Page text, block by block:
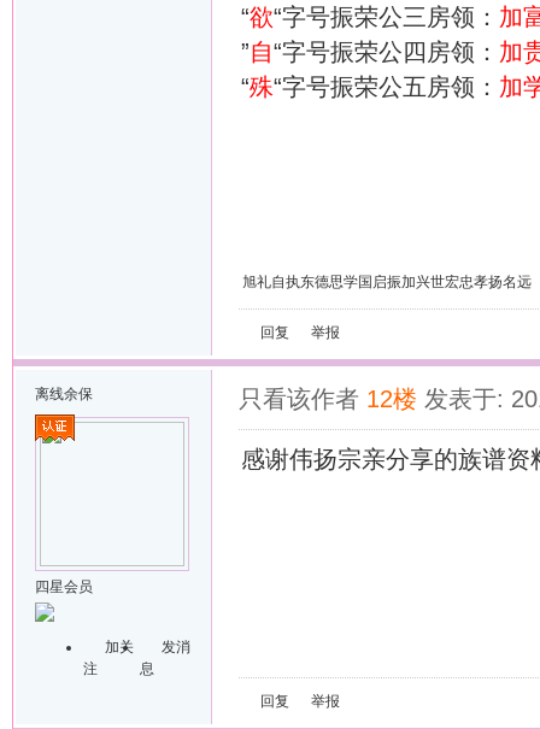
“欲“字号振荣公三房领： 加
”自“字号振荣公四房领： 加
“殊“字号振荣公五房领： 加
旭礼自执东德思学国启振加兴世宏忠孝扬名远
回复 举报
离线余保
四星会员
加关
注
发消
息
只看该作者 12楼 发表于:
感谢伟扬宗亲分享的族谱资
回复 举报